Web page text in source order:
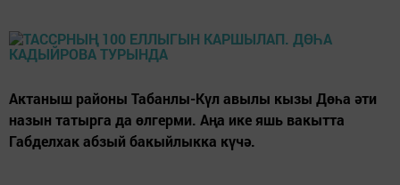
Актаныш районы Табанлы-Күл авылы кызы Дөһа әти
назын татырга да өлгерми. Аңа ике яшь вакытта
Габделхак абзый бакыйлыкка күчә.